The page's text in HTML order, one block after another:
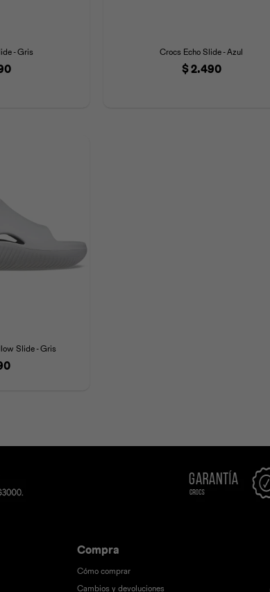
- Gris Crocs Echo Slide - Azul
$2.490
Slide - Gris
Compra
Cómo comprar
Cambios y devoluciones